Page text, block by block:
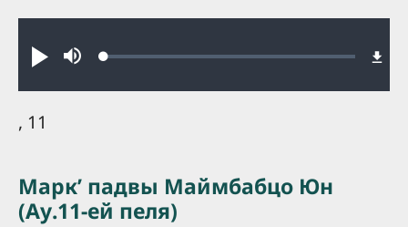
Play MuteLoaded:
, 11
Маркʼ падвы Маймбабцо Юн
(Ау.11-ей пеля)